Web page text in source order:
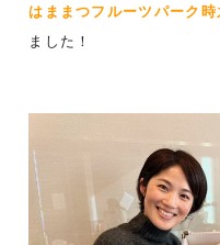
はままつフルーツパーク
ました！